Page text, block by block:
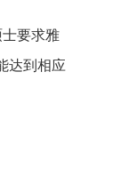
要求雅
达到相应